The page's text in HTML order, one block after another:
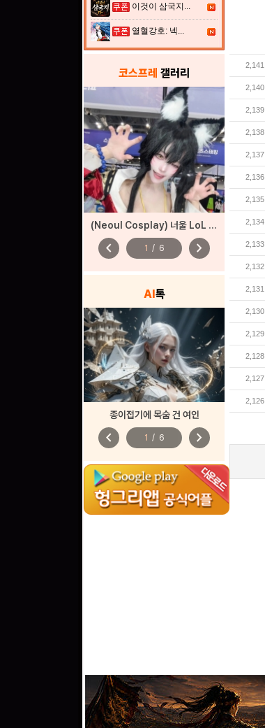
이것이 삼국지...
열혈강호: 넥...
코스프레 갤러리
(Neoul Cosplay) 너울 LoL 아리 코스프레
chevron_left 1 / 6 chevron_right
AI톡
종이접기에 목숨 건 여인
chevron_left 1 / 6 chevron_right
2,141
2,140
2,139
2,138
2,137
2,136
2,135
2,134
2,133
2,132
2,131
2,130
2,129
2,128
2,127
2,126